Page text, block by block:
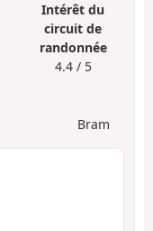
Intérêt du
circuit de
randonnée
4.4 / 5
Bram